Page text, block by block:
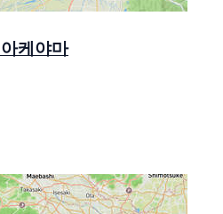
케야마